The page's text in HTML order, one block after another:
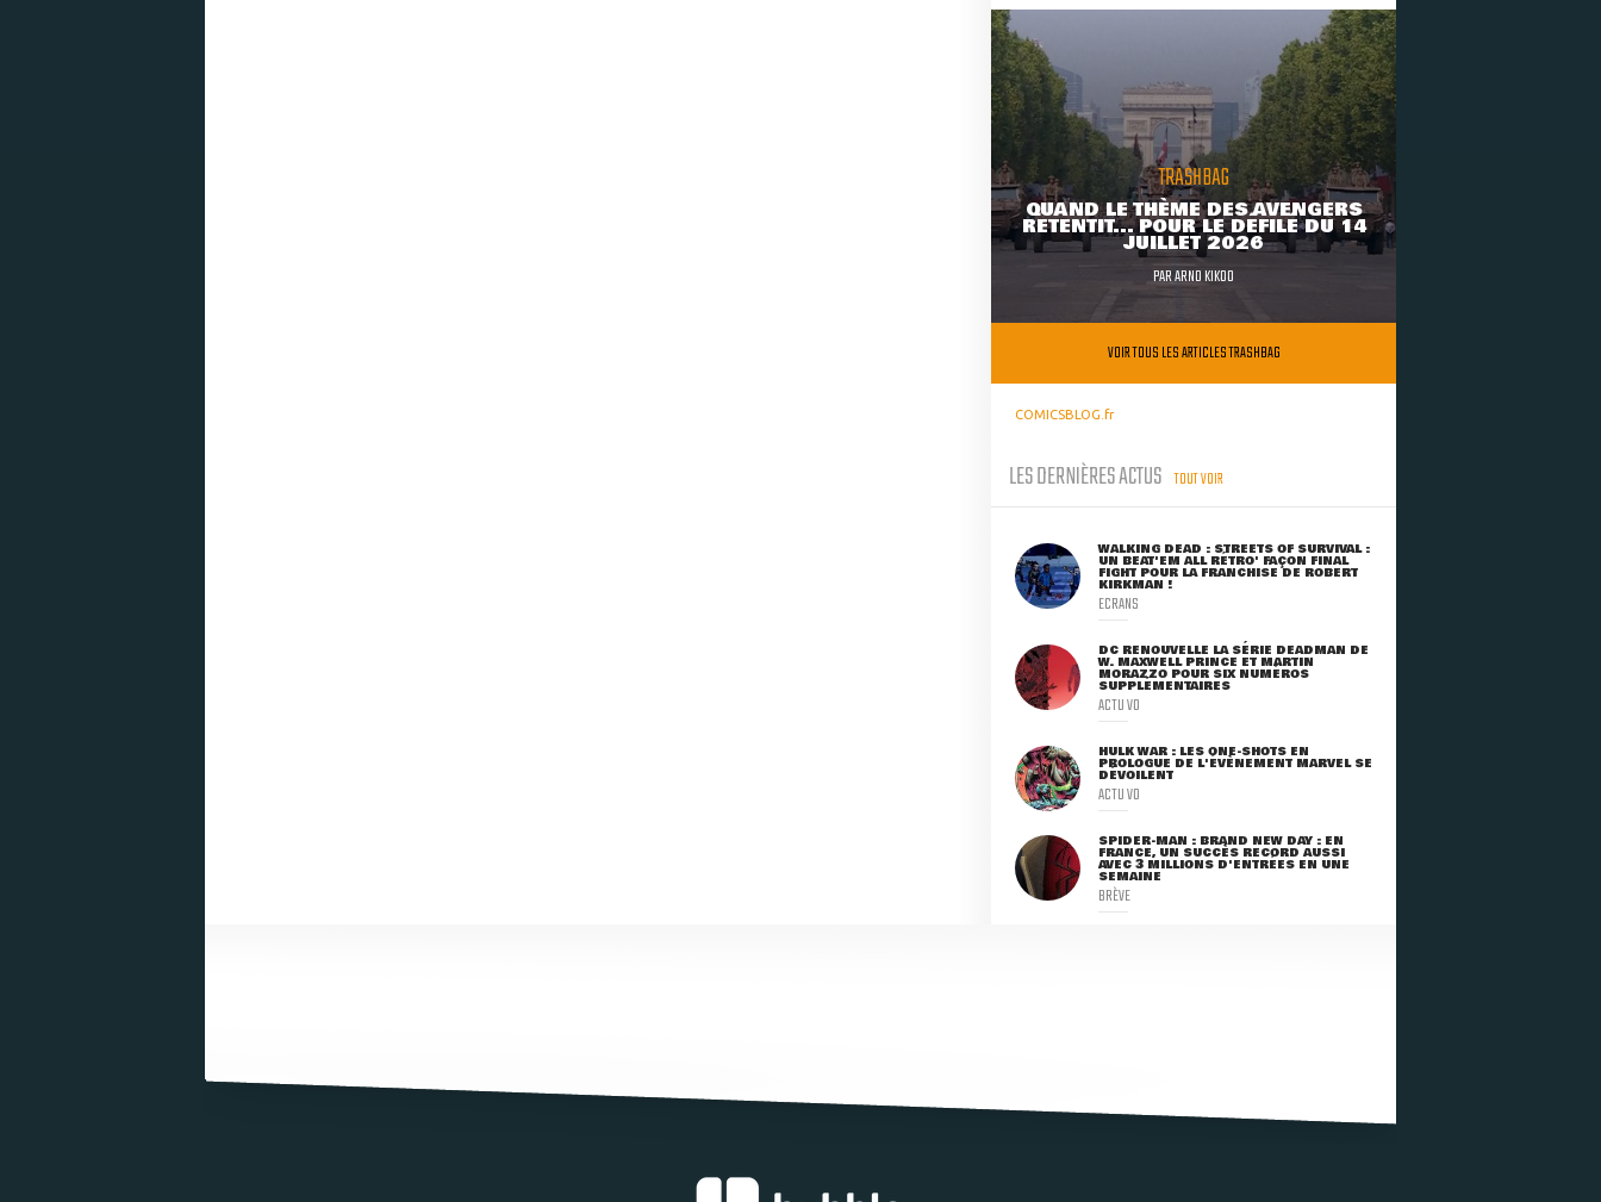
TRASHBAG
QUAND LE THÈME DES AVENGERS
RETENTIT... POUR LE DÉFILÉ DU 14
JUILLET 2026
PARARNO KIKOO
VOIR TOUS LES ARTICLES TRASHBAG
COMICSBLOG.fr
LES DERNIÈRES ACTUS TOUT VOIR
WALKING DEAD : STREETS OF SURVIVAL :
UN BEAT'EM ALL RÉTRO' FAÇON FINAL
FIGHT POUR LA FRANCHISE DE ROBERT
KIRKMAN !
ECRANS
DC RENOUVELLE LA SÉRIE DEADMAN DE
W. MAXWELL PRINCE ET MARTIN
MORAZZO POUR SIX NUMÉROS
SUPPLÉMENTAIRES
ACTU VO
HULK WAR : LES ONE-SHOTS EN
PROLOGUE DE L'ÉVÈNEMENT MARVEL SE
DÉVOILENT
ACTU VO
SPIDER-MAN : BRAND NEW DAY : EN
FRANCE, UN SUCCÈS RECORD AUSSI
AVEC 3 MILLIONS D'ENTRÉES EN UNE
SEMAINE
BRÈVE